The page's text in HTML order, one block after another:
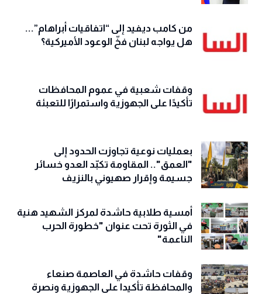
من كامب ديفيد إلى “اتفاقيات أبراهام”...
هل يواجه لبنان فخّ الوعود الأميركية؟
وقفات شعبية في عموم المحافظات
تأكيدًا على الجهوزية واستمرارًا للتعبئة
بعمليات نوعية تجاوزت الحدود إلى
"العمق".. المقاومة تكبّد العدو خسائر
جسيمة وإقرار صهيوني بالنزيف
أمسية طلابية حاشدة لمركز الشهيد هنية
في الثورة تحت عنوان "خطورة الحرب
الناعمة"
وقفات حاشدة في العاصمة صنعاء
والمحافظة تأكيدا على الجهوزية ونصرة